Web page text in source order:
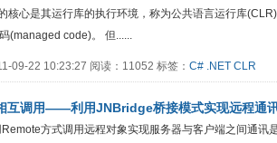
核心是其运行库的执行环境，称为公共语言运行库
(managed code)。 但......
09-22 10:23:27 阅读：11052 标签： C# .NET CLR
互调用——利用JNBridge桥接模式实现远程通
方式调用远程对象实现服务器与客户端之间通讯